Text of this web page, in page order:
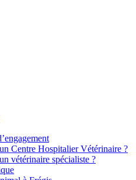
Centre Hospitalier Vétérinaire ?
vétérinaire spécialiste ?